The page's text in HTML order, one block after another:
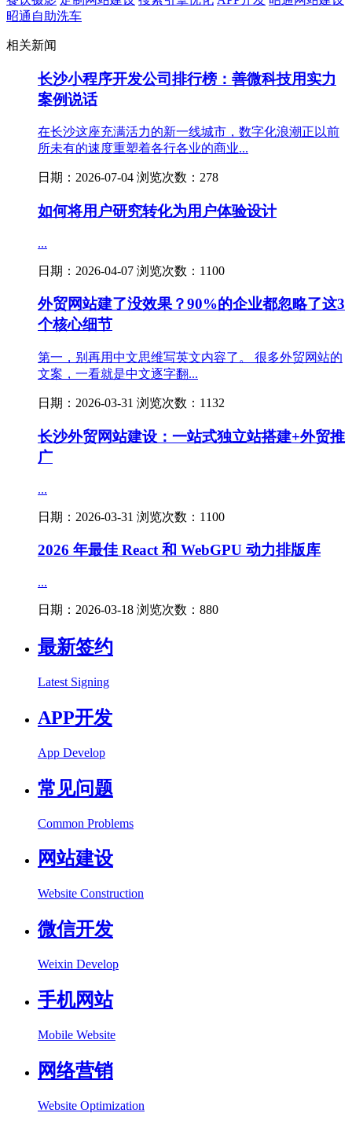
昭通自助洗车
相关新闻
长沙小程序开发公司排行榜：善微科技用实力
案例说话
在长沙这座充满活力的新一线城市，数字化浪潮正以前
所未有的速度重塑着各行各业的商业...
日期：2026-07-04 浏览次数：278
如何将用户研究转化为用户体验设计
...
日期：2026-04-07 浏览次数：1100
外贸网站建了没效果？90%的企业都忽略了这3
个核心细节
第一，别再用中文思维写英文内容了。 很多外贸网站的
文案，一看就是中文逐字翻...
日期：2026-03-31 浏览次数：1132
长沙外贸网站建设：一站式独立站搭建+外贸推
广
...
日期：2026-03-31 浏览次数：1100
2026 年最佳 React 和 WebGPU 动力排版库
...
日期：2026-03-18 浏览次数：880
最新签约
Latest Signing
APP开发
App Develop
常见问题
Common Problems
网站建设
Website Construction
微信开发
Weixin Develop
手机网站
Mobile Website
网络营销
Website Optimization